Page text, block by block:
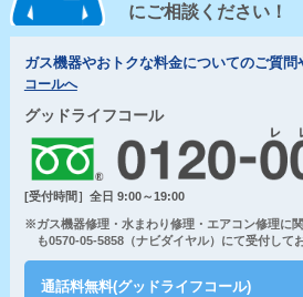
にご相談ください！
ガス機器やおトクな料金についてのご質問
コールへ
グッドライフコール
[受付時間］全日 9:00～19:00
※ガス機器修理・水まわり修理・エアコン修理に
も0570-05-5858（ナビダイヤル）にて受付して
通話料無料(グッドライフコール)